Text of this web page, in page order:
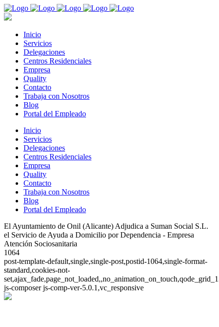
Inicio
Servicios
Delegaciones
Centros Residenciales
Empresa
Quality
Contacto
Trabaja con Nosotros
Blog
Portal del Empleado
Inicio
Servicios
Delegaciones
Centros Residenciales
Empresa
Quality
Contacto
Trabaja con Nosotros
Blog
Portal del Empleado
El Ayuntamiento de Onil (Alicante) Adjudica a Suman Social S.L.
el Servicio de Ayuda a Domicilio por Dependencia - Empresa
Atención Sociosanitaria
1064
post-template-default,single,single-post,postid-1064,single-format-
standard,cookies-not-
js-composer js-comp-ver-5.0.1,vc_responsive